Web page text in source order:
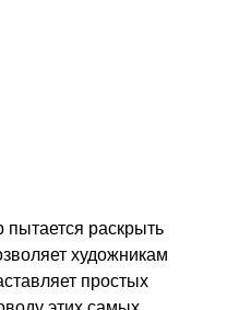
пытается раскрыть
художникам
простых